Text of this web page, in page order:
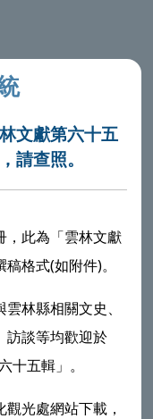
文獻第六十五
請查照。
，此為「雲林文獻
格式(如附件)。
林縣相關文史、
訪談等均歡迎於
十五輯」。
觀光處網站下載，